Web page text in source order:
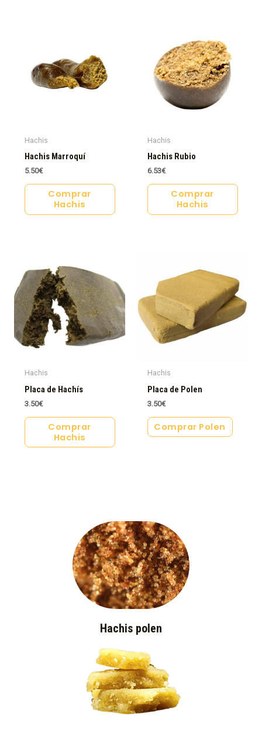
Hachis
Hachis Marroquí
5.50€
Comprar
Hachis
Hachis
Hachis Rubio
6.53€
Comprar
Hachis
Hachis
Placa de Hachís
3.50€
Comprar
Hachis
Hachis
Placa de Polen
3.50€
Comprar Polen
Hachis polen